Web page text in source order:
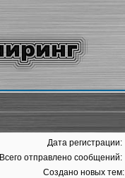
Дата регистрации:
Всего отправлено сообщений:
Создано новых тем: